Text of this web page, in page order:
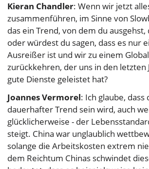
Kieran Chandler: Wenn wir jetzt
zusammenführen, im Sinne von
das ein Trend, von dem du ausgehst,
oder würdest du sagen, dass es nur
Ausreißer ist und wir zu einem
zurückkehren, der uns in den letzten
gute Dienste geleistet hat?
Joannes Vermorel: Ich glaube, dass
dauerhafter Trend sein wird, auch
glücklicherweise - der
steigt. China war unglaublich
solange die Arbeitskosten extrem
dem Reichtum Chinas schwindet